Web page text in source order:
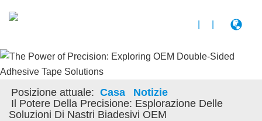
Posizione attuale: Casa
Notizie
Il Potere Della Precisione: Esplorazione Delle
Soluzioni Di Nastri Biadesivi OEM